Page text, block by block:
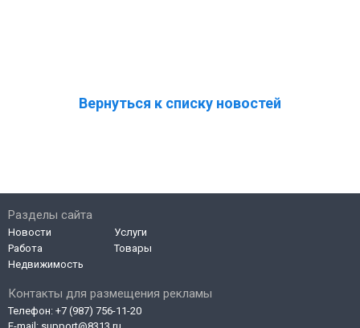
Вернуться к списку новостей
Контакты для размещения рекламы
Телефон: +7 (987) 756-11-20
Разделы сайта
Новости
Работа
Недвижимость
Услуги
Товары